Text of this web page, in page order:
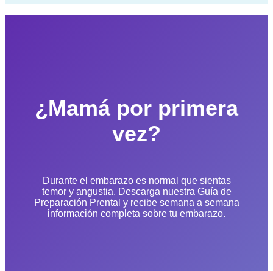
¿Mamá por primera
vez?
Durante el embarazo es normal que sientas
temor y angustia. Descarga nuestra Guía de
Preparación Prental y recibe semana a semana
información completa sobre tu embarazo.